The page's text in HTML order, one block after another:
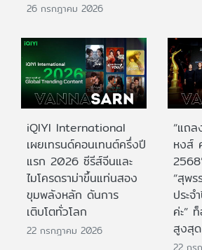
26 กรกฎาคม 2026
iQIYI International
เผยเทรนด์คอนเทนต์ครึ่งปี
แรก 2026 ซีรีส์จีนและ
ไมโครดราม่าขึ้นแท่นสอง
ขุมพลังหลัก ดันการ
เติบโตทั่วโลก
22 กรกฎาคม 2026
“แถ
หงส์
“สุพ
ประจ
ค่ะ”
สูงสุ
22 กร